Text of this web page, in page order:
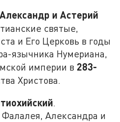
и Астерий
святые,
и Его Церковь в годы
язычника Нумериана,
империи в 283-
Христова.
.
Александра и